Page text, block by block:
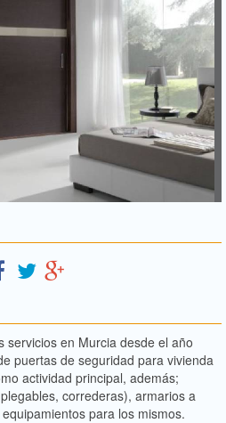
servicios en Murcia desde el año
puertas de seguridad para vivienda
actividad principal, además;
correderas), armarios a
para los mismos.